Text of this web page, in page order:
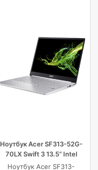
Ноутбук Acer SF313-52G-
70LX Swift 3 13.5” Intel
Core i7 16 GB 1TB SSD,
Ноутбук Acer SF313-